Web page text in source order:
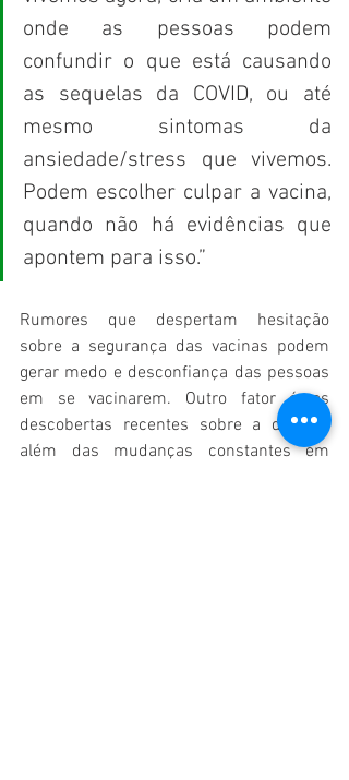
onde as pessoas podem
confundir o que está causando
as sequelas da COVID, ou até
mesmo sintomas da
ansiedade/stress que vivemos.
Podem escolher culpar a vacina,
quando não há evidências que
apontem para isso.”
Rumores que despertam hesitação
sobre a segurança das vacinas podem
gerar medo e desconfiança das pessoas
em se vacinarem. Outro fator é as
descobertas recentes sobre a doença,
além das mudanças constantes em